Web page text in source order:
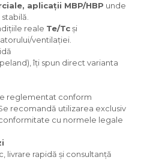
aplicații MBP/HBP unde
reale Te/Tcși
ventilației.
îți spun direct varianta
reglementat conform
recomandă utilizarea exclusiv
cu normele legale
livrare rapidă și consultanță